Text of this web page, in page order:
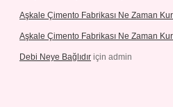
Aşkale Çimento Fabrikası Ne Zaman
Aşkale Çimento Fabrikası Ne Zaman
Debi Neye Bağlıdır için admin